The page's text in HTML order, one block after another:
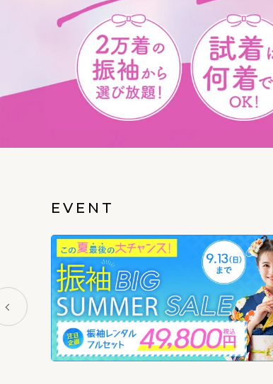
EVENT